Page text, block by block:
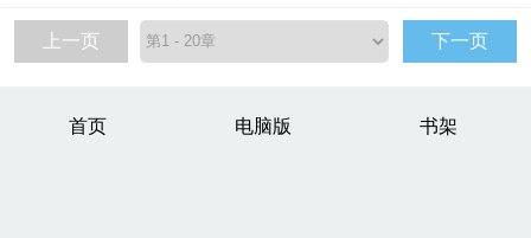
上一页 下一页
首页 电脑版 书架